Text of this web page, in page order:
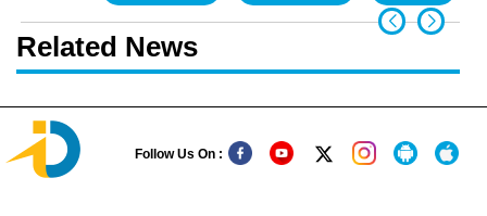
Related News
Follow Us On :